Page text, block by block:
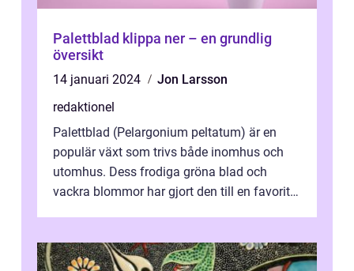
Palettblad klippa ner – en grundlig
översikt
14 januari 2024
Jon Larsson
redaktionel
Palettblad (Pelargonium peltatum) är en
populär växt som trivs både inomhus och
utomhus. Dess frodiga gröna blad och
vackra blommor har gjort den till en favorit